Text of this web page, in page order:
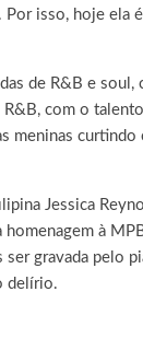
isso, hoje ela
de R&B e soul,
com o
meninas
Jessica
à
gravada pelo
delírio.